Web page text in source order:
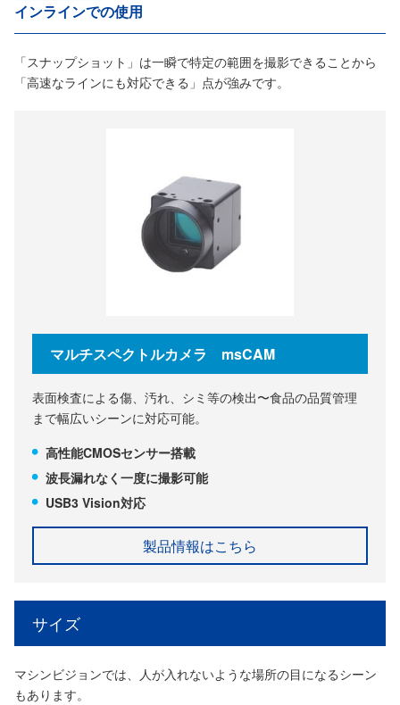
インラインでの使用
「スナップショット」は一瞬で特定の範囲を撮影できることから
「高速なラインにも対応できる」点が強みです。
マルチスペクトルカメラ msCAM
表面検査による傷、汚れ、シミ等の検出〜食品の品質管理
まで幅広いシーンに対応可能。
高性能CMOSセンサー搭載
波長漏れなく一度に撮影可能
USB3 Vision対応
製品情報はこちら
サイズ
マシンビジョンでは、人が入れないような場所の目になるシーン
もあります。